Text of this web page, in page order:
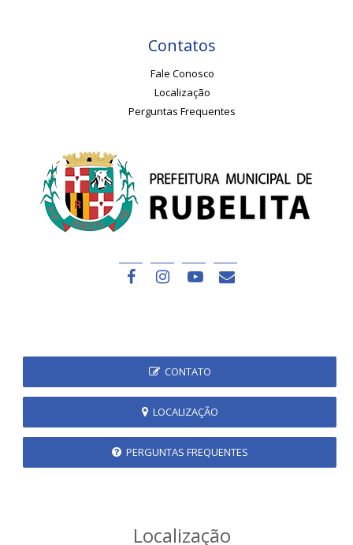
Contatos
Fale Conosco
Localização
Perguntas Frequentes
CONTATO
LOCALIZAÇÃO
PERGUNTAS FREQUENTES
Localização